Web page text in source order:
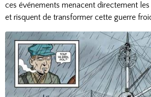
ces événements menacent directement
et risquent de transformer cette guerre